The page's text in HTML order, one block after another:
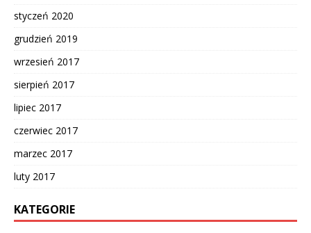
styczeń 2020
grudzień 2019
wrzesień 2017
sierpień 2017
lipiec 2017
czerwiec 2017
marzec 2017
luty 2017
KATEGORIE